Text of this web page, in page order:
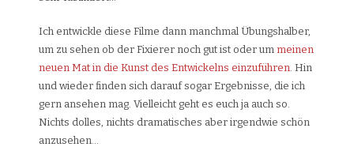
Ich entwickle diese Filme dann manchmal Übungshalber,
um zu sehen ob der Fixierer noch gut ist oder um meinen
neuen Mat in die Kunst des Entwickelns einzuführen . Hin
und wieder finden sich darauf sogar Ergebnisse, die ich
gern ansehen mag. Vielleicht geht es euch ja auch so.
Nichts dolles, nichts dramatisches aber irgendwie schön
anzusehen…